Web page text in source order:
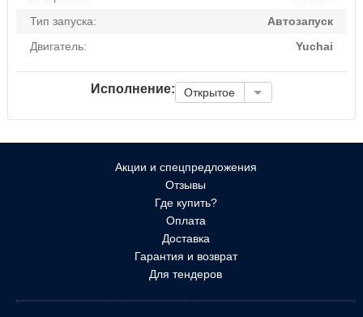
Тип запуска:
Автозапуск
Двигатель:
Yuchai
Исполнение: Открытое
Акции и спецпредложения
Отзывы
Где купить?
Оплата
Доставка
Гарантия и возврат
Для тендеров